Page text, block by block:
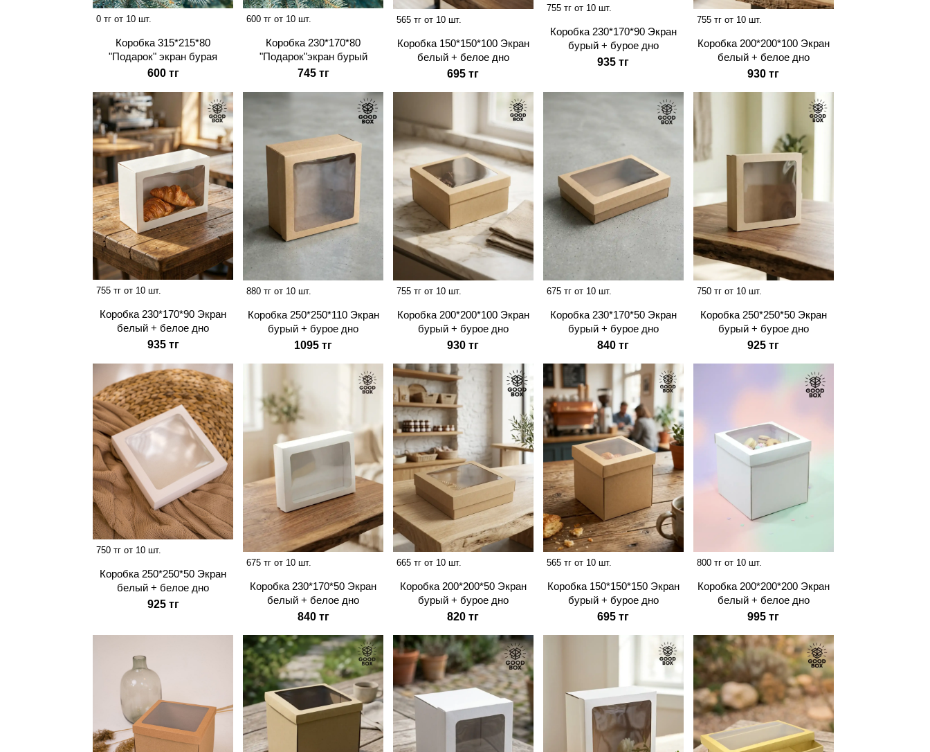
0 тг от 10 шт.
Коробка 315*215*80
"Подарок" экран бурая
600 тг
600 тг от 10 шт.
Коробка 230*170*80
"Подарок"экран бурый
745 тг
565 тг от 10 шт.
Коробка 150*150*100 Экран
белый + белое дно
695 тг
755 тг от 10 шт.
Коробка 230*170*90 Экран
бурый + бурое дно
935 тг
755 тг от 10 шт.
Коробка 200*200*100 Экран
белый + белое дно
930 тг
755 тг от 10 шт.
Коробка 230*170*90 Экран
белый + белое дно
935 тг
880 тг от 10 шт.
Коробка 250*250*110 Экран
бурый + бурое дно
1095 тг
755 тг от 10 шт.
Коробка 200*200*100 Экран
бурый + бурое дно
930 тг
675 тг от 10 шт.
Коробка 230*170*50 Экран
бурый + бурое дно
840 тг
750 тг от 10 шт.
Коробка 250*250*50 Экран
бурый + бурое дно
925 тг
750 тг от 10 шт.
Коробка 250*250*50 Экран
белый + белое дно
925 тг
675 тг от 10 шт.
Коробка 230*170*50 Экран
белый + белое дно
840 тг
665 тг от 10 шт.
Коробка 200*200*50 Экран
бурый + бурое дно
820 тг
565 тг от 10 шт.
Коробка 150*150*150 Экран
бурый + бурое дно
695 тг
800 тг от 10 шт.
Коробка 200*200*200 Экран
белый + белое дно
995 тг